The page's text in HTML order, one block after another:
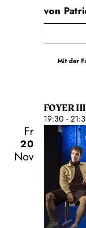
von
Mit der
FOYER III
19:30 -
Fr
20
Nov